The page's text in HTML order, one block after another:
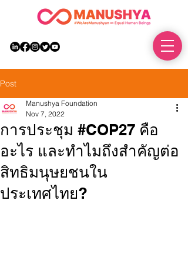
Post
การประชุม #COP27 คือ
อะไร และทำไมถึงสำคัญต่อ
สิทธิมนุษยชนใน
ประเทศไทย?
Manushya Foundation
Nov 7, 2022